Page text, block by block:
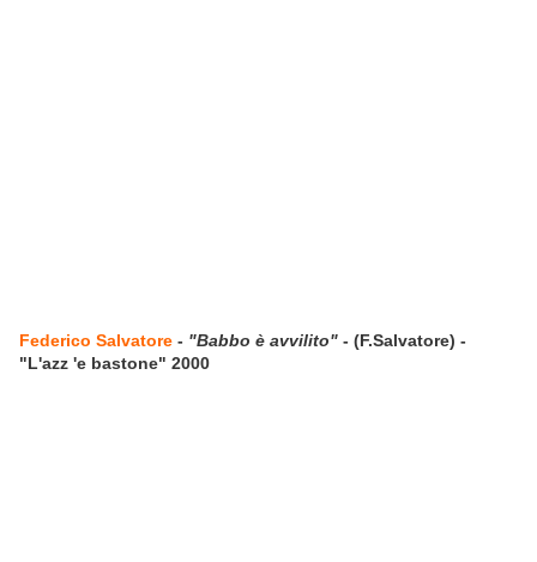
Federico Salvatore - "Babbo è avvilito" - (F.Salvatore) -
"L'azz 'e bastone" 2000